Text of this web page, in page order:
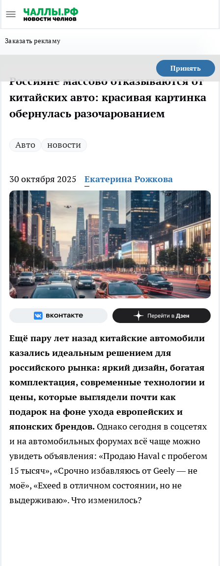
Заказать рекламу
Принять
Россияне массово отказываются от
китайских авто: красивая картинка
обернулась разочарованием
Авто новости
30 октября 2025 Екатерина Рожкова
Ещё пару лет назад китайские автомобили
казались идеальным решением для
российского рынка: яркий дизайн, богатая
комплектация, современные технологии и
цены, которые выглядели почти как
подарок на фоне ухода европейских и
японских брендов. Однако сегодня в соцсетях
и на автомобильных форумах всё чаще можно
увидеть объявления: «Продаю Haval с пробегом
15 тысяч», «Срочно избавляюсь от Geely — не
моё», «Exeed в отличном состоянии, но не
выдерживаю». Что изменилось?